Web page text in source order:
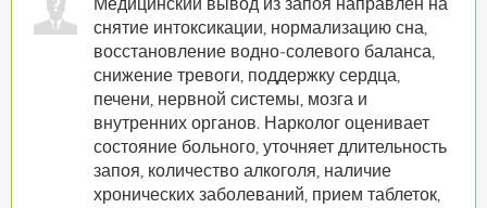
снятие интоксикации, нормализацию сна,
восстановление водно-солевого баланса,
снижение тревоги, поддержку сердца,
печени, нервной системы, мозга и
внутренних органов. Нарколог оценивает
состояние больного, уточняет длительность
запоя, количество алкоголя, наличие
хронических заболеваний, прием таблеток,